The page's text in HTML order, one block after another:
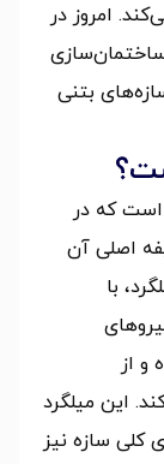
امروز در
ساختمان‌سازی
بتنی
است که در
اصلی آن
با
و از
این میلگرد
کلی سازه نیز